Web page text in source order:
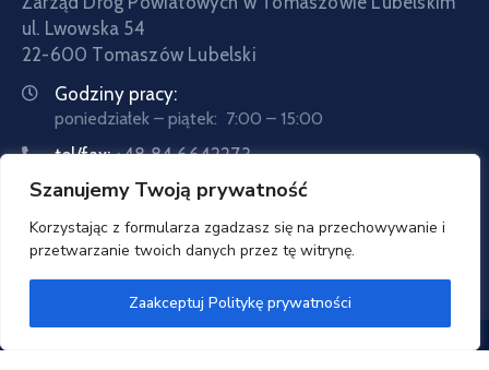
Szanujemy Twoją prywatność
Korzystając z formularza zgadzasz się na przechowywanie i
przetwarzanie twoich danych przez tę witrynę.
Zaakceptuj Politykę prywatności
ul. Lwowska 54
22-600 Tomaszów Lubelski
Godziny pracy:
poniedziałek – piątek: 7:00 – 15:00
tel/fax:+48 84 6642273
tel:+48 84 6642057
Email:sekretariat@zdptomaszow.pl